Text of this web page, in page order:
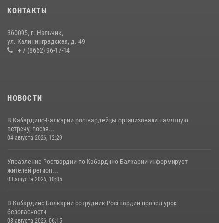
НАЧАЛЬНИК УПРАВЛЕНИЯ РОСГВАРДИИ ПО КАБАРДИНО-
БАЛКАРСКОЙ РЕСПУБЛИКЕ ПРОВЕДЕТ ПРИЕМ ГРАЖДАН
КОНТАКТЫ
360005, г. Нальчик,
ул. Калининградская, д. 49
+ 7 (8662) 96-17-14
НОВОСТИ
В Кабардино-Балкарии росгвардейцы организовали памятную
встречу, посвя...
04 августа 2026, 12:29
Управление Росгвардии по Кабардино-Балкарии информирует
жителей регион...
03 августа 2026, 10:05
В Кабардино‑Балкарии сотрудник Росгвардии провел урок
безопасности
03 августа 2026, 06:15